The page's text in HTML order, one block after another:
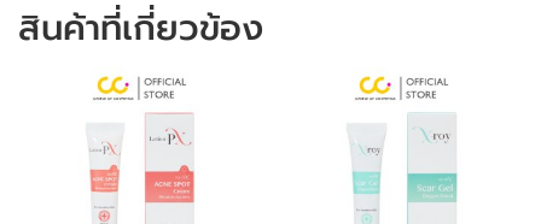
สินค้าที่เกี่ยวข้อง